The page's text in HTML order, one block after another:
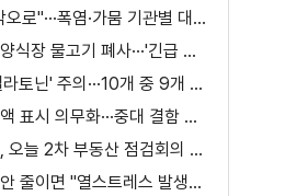
"비상한 각오로"···폭염·가뭄 기관별 대책은?
고수온에 양식장 물고기 폐사···'긴급 방류' 지원
'식물성 멜라토닌' 주의···10개 중 9개 처방 용량 초과
중고차 총액 표시 의무화···중대 결함 시 '계약 해제'
이 대통령, 오늘 2차 부동산 점검회의 주재
온실가스 안 줄이면 "열스트레스 발생일 29배 증가"